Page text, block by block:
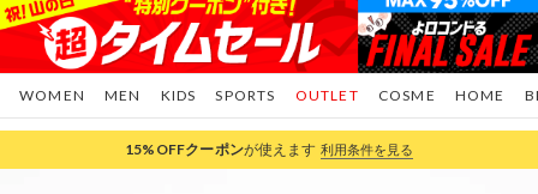
WOMEN MEN KIDS SPORTS COSME HOME
OUTLET
15%OFFクーポンが使えます 利用条件を見る